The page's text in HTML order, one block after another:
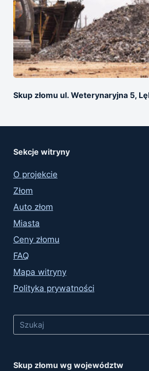
Skup złomu ul. Weterynaryjna 5,
Sekcje witryny
O projekcie
Złom
Auto złom
Miasta
Ceny złomu
FAQ
Mapa witryny
Polityka prywatności
Skup złomu wg województw